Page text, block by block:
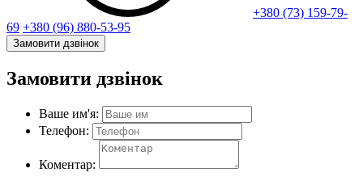
+380 (73) 159-79-
69 +380 (96) 880-53-95
Замовити дзвінок
Замовити дзвінок
Ваше им'я:
Телефон:
Коментар: